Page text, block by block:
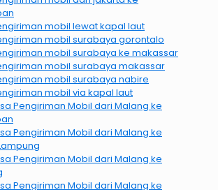
mobil lewat kapal laut
mobil surabaya gorontalo
mobil surabaya ke makassar
mobil surabaya makassar
mobil surabaya nabire
mobil via kapal laut
Pengiriman Mobil dari Malang ke
Pengiriman Mobil dari Malang ke
Pengiriman Mobil dari Malang ke
Pengiriman Mobil dari Malang ke